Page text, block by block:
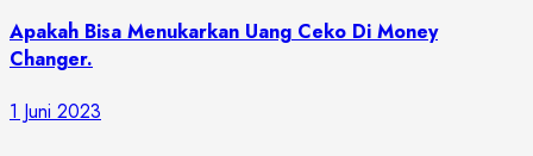
Apakah Bisa Menukarkan Uang Ceko Di Money
Changer.
1 Juni 2023